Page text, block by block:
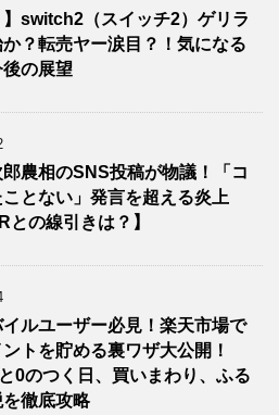
】switch2（スイッチ2）ゲリラ
？転売ヤー涙目？！気になる
の展望
農相のSNS投稿が物議！「コ
ことない」発言を超える炎上
との線引きは？】
ルユーザー必見！楽天市場で
トを貯める裏ワザ大公開！
0のつく日、買いまわり、ふる
を徹底攻略